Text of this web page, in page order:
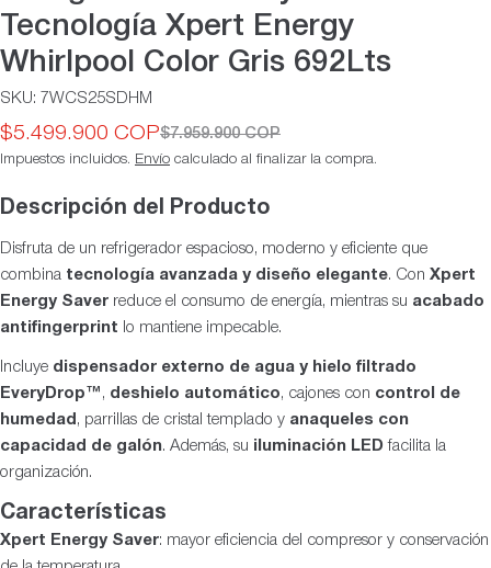
Tecnología Xpert Energy
Whirlpool Color Gris 692Lts
SKU: 7WCS25SDHM
Precio
de
$5.499.900 COP
Precio
habitual
$7.959.900 COP
Impuestos incluidos. Envío calculado al finalizar la compra.
Descripción del Producto
Disfruta de un refrigerador espacioso, moderno y eficiente que
combina tecnología avanzada y diseño elegante. Con Xpert
Energy Saver reduce el consumo de energía, mientras su acabado
antifingerprint lo mantiene impecable.
Incluye dispensador externo de agua y hielo filtrado
EveryDrop™ , deshielo automático, cajones con control de
humedad , parrillas de cristal templado y anaqueles con
capacidad de galón. Además, su iluminación LED facilita la
organización.
Características
Xpert Energy Saver: mayor eficiencia del compresor y conservación